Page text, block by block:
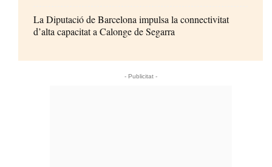
La Diputació de Barcelona impulsa la connectivitat
d’alta capacitat a Calonge de Segarra
- Publicitat -